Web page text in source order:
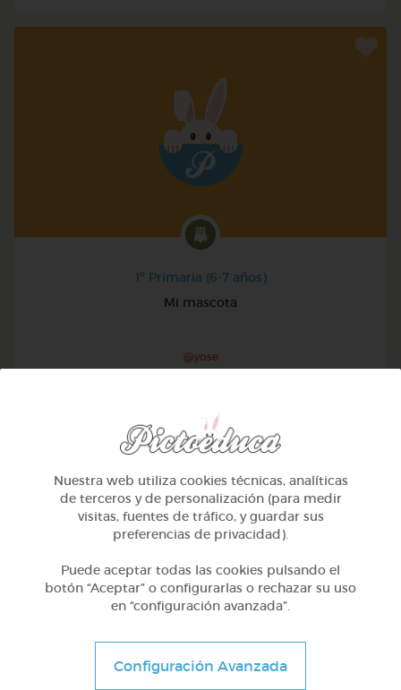
1º Primaria (6-7 años)
Mi mascota
@yose
Conociendo nuestro cuerpo
Nuestra web utiliza cookies técnicas, analíticas
de terceros y de personalización (para medir
visitas, fuentes de tráfico, y guardar sus
preferencias de privacidad).
Puede aceptar todas las cookies pulsando el
botón “Aceptar” o configurarlas o rechazar su uso
en “configuración avanzada”.
Configuración Avanzada